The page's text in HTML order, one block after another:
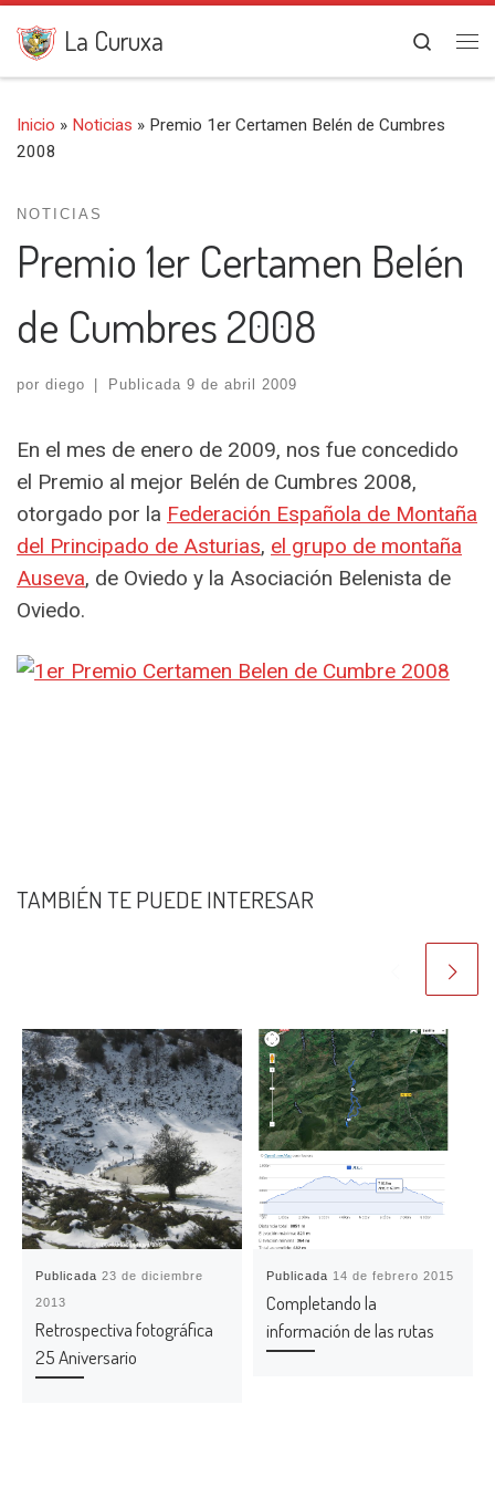
Saltar al contenido
La Curuxa
Search
Inicio » Noticias » Premio 1er Certamen Belén de Cumbres
2008
NOTICIAS
Premio 1er Certamen Belén
de Cumbres 2008
por diego Publicada 9 de abril 2009
En el mes de enero de 2009, nos fue concedido
el Premio al mejor Belén de Cumbres 2008,
otorgado por la Federación Española de Montaña
del Principado de Asturias, el grupo de montaña
Auseva, de Oviedo y la Asociación Belenista de
Oviedo.
TAMBIÉN TE PUEDE INTERESAR
Publicada23 de diciembre
2013
Retrospectiva fotográfica
25 Aniversario
Publicada 14 de febrero 2015
Completando la
información de las rutas